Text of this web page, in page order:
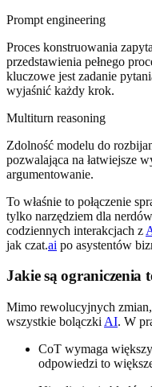
Prompt engineering
Proces konstruowania
przedstawienia pełnego
kluczowe jest zadanie
wyjaśnić każdy krok.
Multiturn reasoning
Zdolność modelu do
pozwalająca na łatwiejsze
argumentowanie.
To właśnie to połączenie
tylko narzędziem dla
codziennych interakcjach z
jak czat.ai po asystentów
Jakie są ograniczenia
Mimo rewolucyjnych
wszystkie bolączki AI. W
CoT wymaga
odpowiedzi to